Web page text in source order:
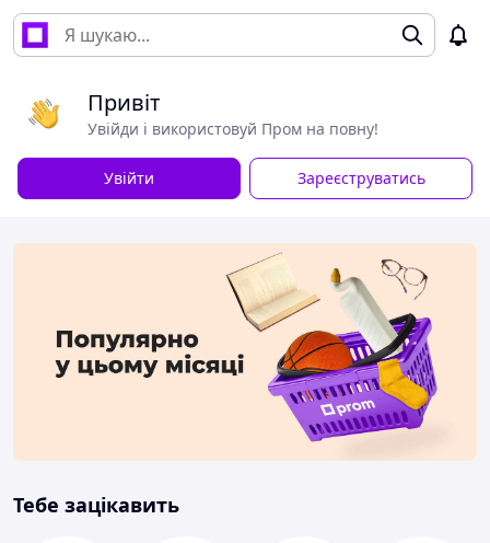
Привіт
Увійди і використовуй Пром на повну!
Увійти Зареєструватись
Тебе зацікавить